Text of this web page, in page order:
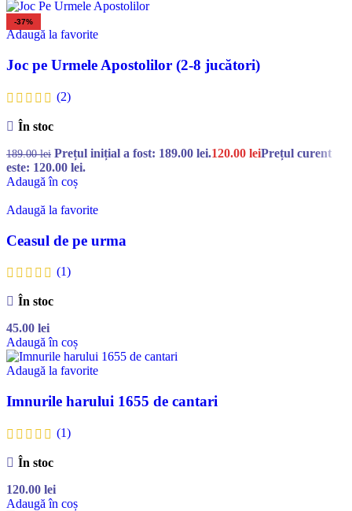
-37%
Adaugă la favorite
Joc pe Urmele Apostolilor (2-8 jucători)
(2)
În stoc
189.00lei Prețul inițial a fost: 189.00 lei.120.00 leiPrețul curent
este: 120.00 lei.
Adaugă în coș
Adaugă la favorite
Ceasul de pe urma
(1)
În stoc
45.00 lei
Adaugă în coș
Adaugă la favorite
Imnurile harului 1655 de cantari
(1)
În stoc
120.00 lei
Adaugă în coș